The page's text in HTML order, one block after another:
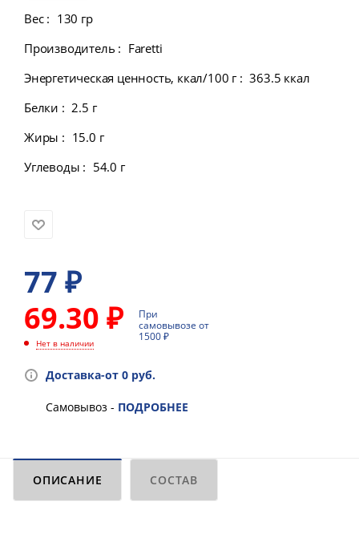
Вес : 130 гр
Производитель : Faretti
Энергетическая ценность, ккал/100 г : 363.5 ккал
Белки : 2.5 г
Жиры : 15.0 г
Углеводы : 54.0 г
77 ₽
69.30 ₽
При
самовывозе от
1500 ₽
Нет в наличии
Доставка-от 0 руб.
Самовывоз - ПОДРОБНЕЕ
ОПИСАНИЕ СОСТАВ